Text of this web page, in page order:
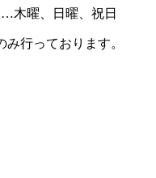
木曜、日曜、祝日
み行っております。